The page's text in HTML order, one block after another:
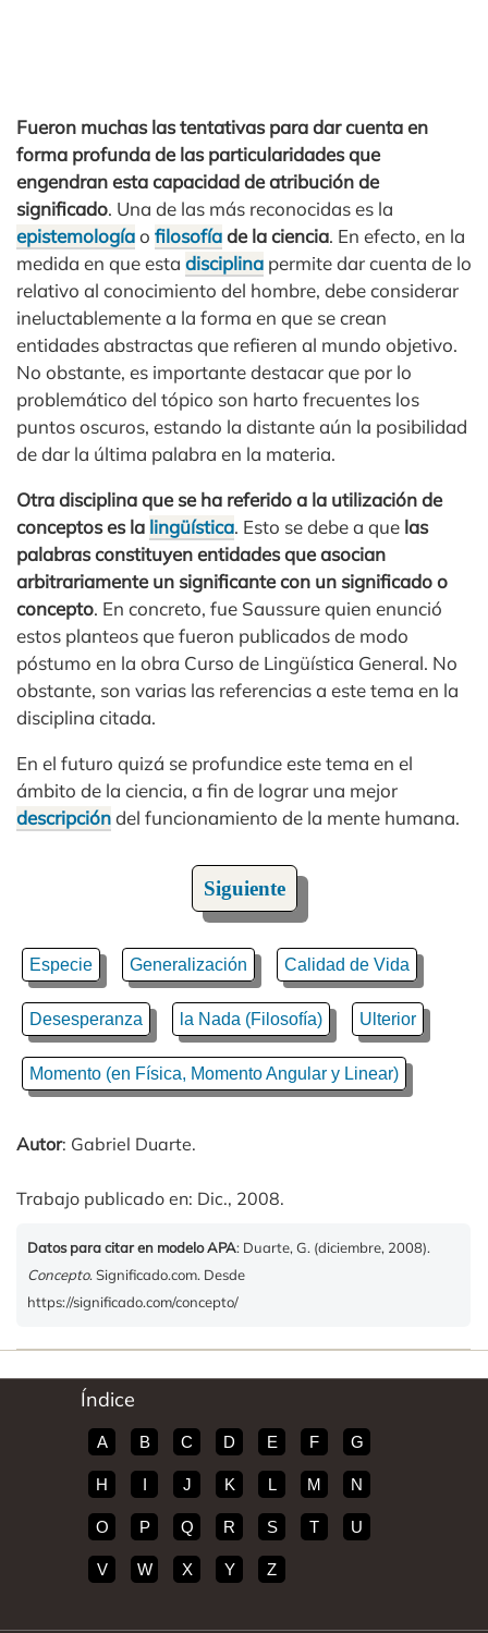
Fueron muchas las tentativas para dar cuenta en
forma profunda de las particularidades que
engendran esta capacidad de atribución de
significado. Una de las más reconocidas es la
epistemologíao filosofíade la ciencia. En efecto, en la
medida en que esta disciplina permite dar cuenta de lo
relativo al conocimiento del hombre, debe considerar
ineluctablemente a la forma en que se crean
entidades abstractas que refieren al mundo objetivo.
No obstante, es importante destacar que por lo
problemático del tópico son harto frecuentes los
puntos oscuros, estando la distante aún la posibilidad
de dar la última palabra en la materia.
Otra disciplina que se ha referido a la utilización de
conceptos es la lingüística. Esto se debe a que las
palabras constituyen entidades que asocian
arbitrariamente un significante con un significado o
concepto. En concreto, fue Saussure quien enunció
estos planteos que fueron publicados de modo
póstumo en la obra Curso de Lingüística General. No
obstante, son varias las referencias a este tema en la
disciplina citada.
En el futuro quizá se profundice este tema en el
ámbito de la ciencia, a fin de lograr una mejor
descripcióndel funcionamiento de la mente humana.
Siguiente
Especie Generalización Calidad de Vida
Desesperanza la Nada (Filosofía) Ulterior
Momento (en Física, Momento Angular y Linear)
Autor: Gabriel Duarte.
Trabajo publicado en: Dic., 2008.
Datos para citar en modelo APA: Duarte, G. (diciembre, 2008).
Concepto. Significado.com. Desde
https://significado.com/concepto/
Índice
A B C D E F G
H I J K L M N
O P Q R S T U
V W X Y Z